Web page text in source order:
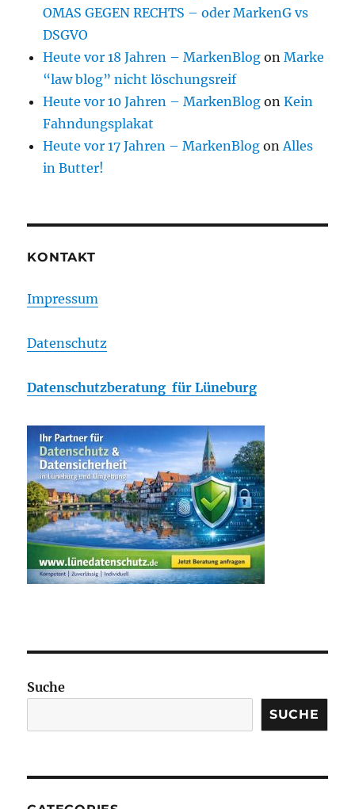
OMAS GEGEN RECHTS – oder MarkenG vs
DSGVO
Heute vor 18 Jahren – MarkenBlog onMarke
“law blog” nicht löschungsreif
Heute vor 10 Jahren – MarkenBlog onKein
Fahndungsplakat
Heute vor 17 Jahren – MarkenBlog onAlles
in Butter!
KONTAKT
Impressum
Datenschutz
Datenschutzberatung für Lüneburg
Suche
SUCHE